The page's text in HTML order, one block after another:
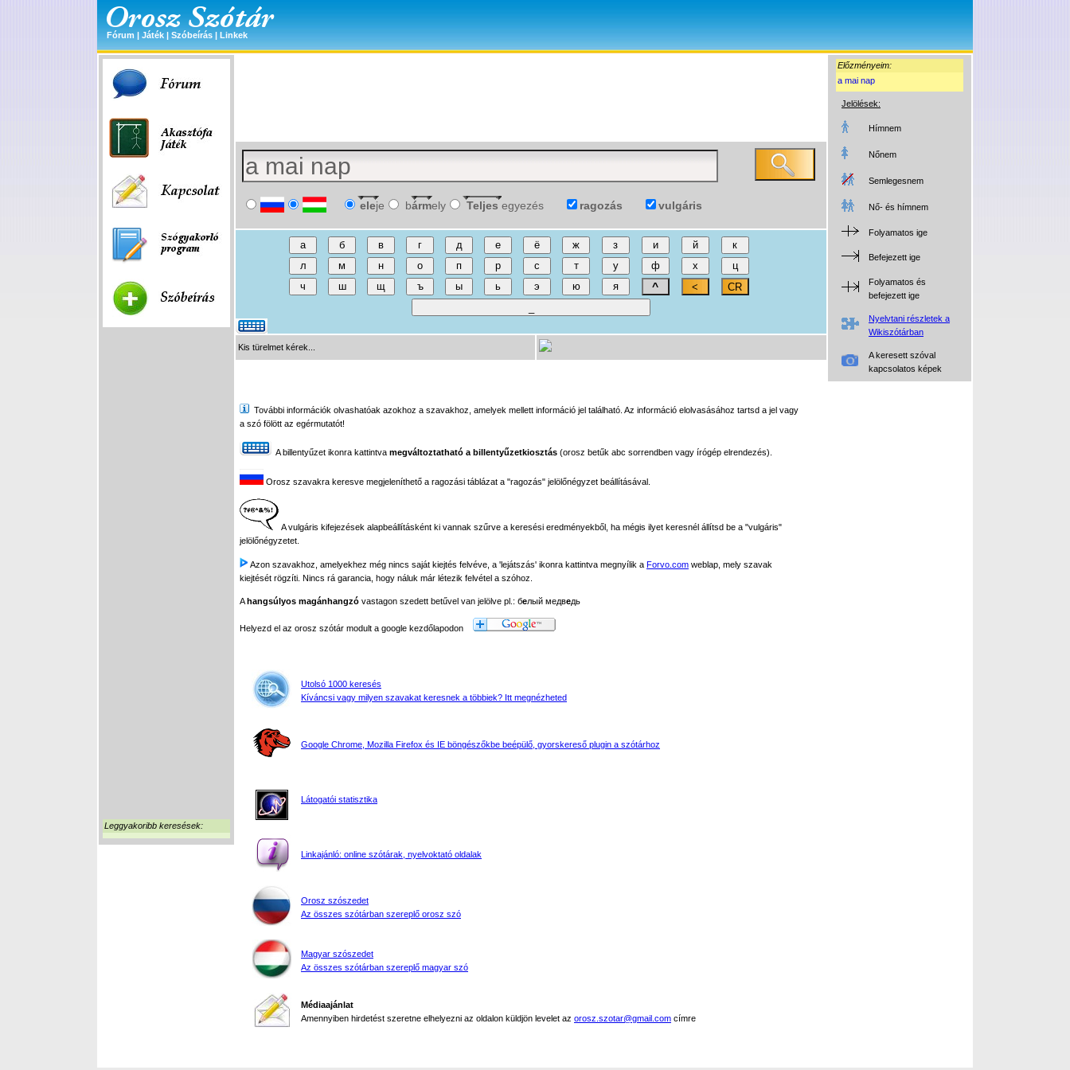
Fórum | Játék | Szóbeírás | Linkek
Előzményeim:
a mai nap
Jelölések:
Hímnem
Nőnem
Semlegesnem
Nő- és hímnem
Folyamatos ige
Befejezett ige
Folyamatos és
befejezett ige
Nyelvtani részletek a
Wikiszótárban
A keresett szóval
kapcsolatos képek
Leggyakoribb keresések:
eleje bármely Teljes egyezés ragozás vulgáris
Kis türelmet kérek...
További információk olvashatóak azokhoz a szavakhoz, amelyek mellett információ jel található. Az információ elolvasásához tartsd a jel vagy
a szó fölött az egérmutatót!
A billentyűzet ikonra kattintva megváltoztatható a billentyűzetkiosztás (orosz betűk abc sorrendben vagy írógép elrendezés).
Orosz szavakra keresve megjeleníthető a ragozási táblázat a "ragozás" jelölőnégyzet beállításával.
A vulgáris kifejezések alapbeállításként ki vannak szűrve a keresési eredményekből, ha mégis ilyet keresnél állítsd be a "vulgáris"
jelölőnégyzetet.
Azon szavakhoz, amelyekhez még nincs saját kiejtés felvéve, a 'lejátszás' ikonra kattintva megnyílik a Forvo.com weblap, mely szavak
kiejtését rögzíti. Nincs rá garancia, hogy náluk már létezik felvétel a szóhoz.
Ahangsúlyos magánhangzó vastagon szedett betűvel van jelölve pl.: белый медведь
Helyezd el az orosz szótár modult a google kezdőlapodon
Utolsó 1000 keresés
Kíváncsi vagy milyen szavakat keresnek a többiek? Itt megnézheted
Google Chrome, Mozilla Firefox és IE böngészőkbe beépülő, gyorskereső plugin a szótárhoz
Látogatói statisztika
Linkajánló: online szótárak, nyelvoktató oldalak
Orosz szószedet
Az összes szótárban szereplő orosz szó
Magyar szószedet
Az összes szótárban szereplő magyar szó
Médiaajánlat
Amennyiben hirdetést szeretne elhelyezni az oldalon küldjön levelet az orosz.szotar@gmail.com címre